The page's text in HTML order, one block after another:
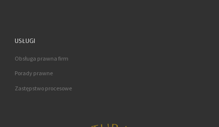
USŁUGI
Obsługa prawna firm
Porady prawne
Zastępstwo procesowe